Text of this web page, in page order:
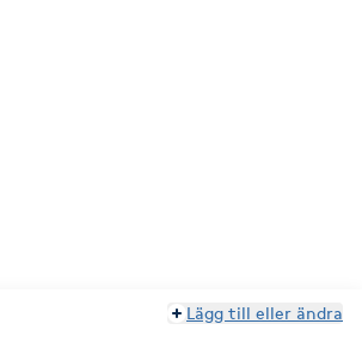
Lägg till eller ändra